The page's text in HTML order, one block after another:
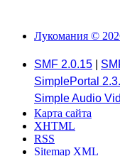
Лукомания ©
SMF 2.0.15
SimplePortal
Simple Audio
Карта сайта
XHTML
RSS
Sitemap XML